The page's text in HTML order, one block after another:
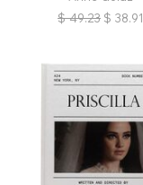
$ 49.23 $ 38.91